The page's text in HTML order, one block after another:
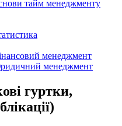
тайм менеджменту
менеджмент
менеджмент
гуртки,